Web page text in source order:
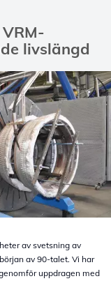
livslängd
av svetsning av
av 90-talet. Vi har
uppdragen med